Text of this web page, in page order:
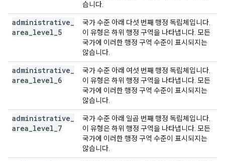
습니다.
administrative
area level 5
국가 수준 아래 다섯 번째 행정 독립체입니다.
이 유형은 하위 행정 구역을 나타냅니다. 모든
국가에 이러한 행정 구역 수준이 표시되지는
않습니다.
administrative
area level 6
국가 수준 아래 여섯 번째 행정 독립체입니다.
이 유형은 하위 행정 구역을 나타냅니다. 모든
국가에 이러한 행정 구역 수준이 표시되지는
않습니다.
administrative
area level 7
국가 수준 아래 일곱 번째 행정 독립체입니다.
이 유형은 하위 행정 구역을 나타냅니다. 모든
국가에 이러한 행정 구역 수준이 표시되지는
않습니다.